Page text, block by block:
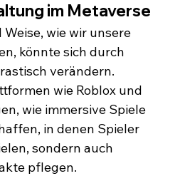
im Metaverse
wie wir unsere
könnte sich durch
verändern.
wie Roblox und
wie immersive Spiele
in denen Spieler
sondern auch
pflegen.